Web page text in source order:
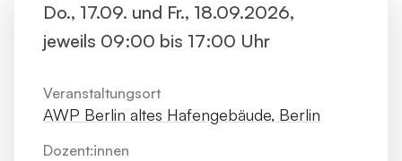
Do., 17.09. und Fr., 18.09.2026,
jeweils 09:00 bis 17:00 Uhr
Veranstaltungsort
AWP Berlin altes Hafengebäude, Berlin
Dozent:innen